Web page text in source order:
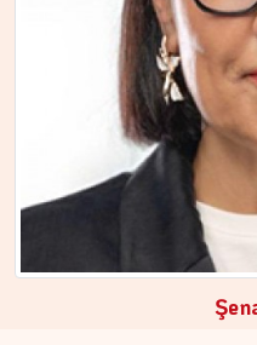
ÇİĞDEM MEN
Yoğunluktan kaçarken